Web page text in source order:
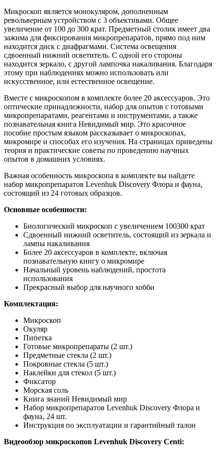
Микроскоп является монокуляром, дополненным
револьверным устройством с 3 объективами. Общее
увеличение от 100 до 300 крат. Предметный столик имеет два
зажима для фиксирования микропрепаратов, прямо под ним
находится диск с диафрагмами. Система освещения
сдвоенный нижний осветитель. С одной его стороны
находится зеркало, с другой лампочка накаливания. Благодаря
этому при наблюдениях можно использовать или
искусственное, или естественное освещение.
Вместе с микроскопом в комплекте более 20 аксессуаров. Это
оптические принадлежности, набор для опытов с готовыми
микропрепаратами, реагентами и инструментами, а также
познавательная книга Невидимый мир. Это красочное
пособие простым языком рассказывает о микроскопах,
микромире и способах его изучения. На страницах приведены
теория и практические советы по проведению научных
опытов в домашних условиях.
Важная особенность микроскопа в комплекте вы найдете
набор микропрепаратов Levenhuk Discovery Флора и фауна,
состоящий из 24 готовых образцов.
Основные особенности:
Биологический микроскоп с увеличением 100300 крат
Сдвоенный нижний осветитель, состоящий из зеркала и
лампы накаливания
Более 20 аксессуаров в комплекте, включая
познавательную книгу о микромире
Начальный уровень наблюдений, простота
использования
Прекрасный выбор для научного хобби
Комплектация:
Микроскоп
Окуляр
Пипетка
Готовые микропрепараты (2 шт.)
Предметные стекла (2 шт.)
Покровные стекла (5 шт.)
Наклейки для стекол (5 шт.)
Фиксатор
Морская соль
Книга знаний Невидимый мир
Набор микропрепаратов Levenhuk Discovery Флора и
фауна, 24 шт.
Инструкция по эксплуатации и гарантийный талон
Видеообзор микроскопов Levenhuk Discovery Centi: